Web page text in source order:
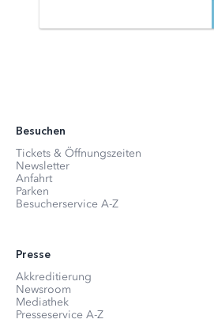
Besuchen
Tickets & Öffnungszeiten
Newsletter
Anfahrt
Parken
Besucherservice A-Z
Presse
Akkreditierung
Newsroom
Mediathek
Presseservice A-Z